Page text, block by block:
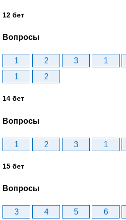
12 бет
Вопросы
1 2 3 1
1
2
14 бет
Вопросы
1 2 3 1
15 бет
Вопросы
3 4 5 6